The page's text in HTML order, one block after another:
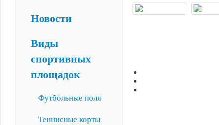
Новости
Виды
спортивных
площадок
Футбольные поля
Теннисные корты